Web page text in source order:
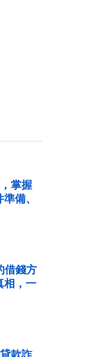
掌握
備、
借錢方
相，一
款詐